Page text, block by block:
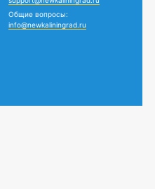
Общие вопросы:
info@newkaliningrad.ru